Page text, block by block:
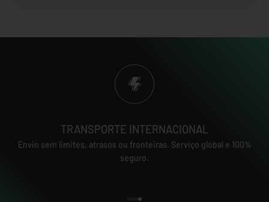
TRANSPORTE INTERNACIONAL
Envio sem limites, atrasos ou fronteiras. Serviço global e 100%
seguro.